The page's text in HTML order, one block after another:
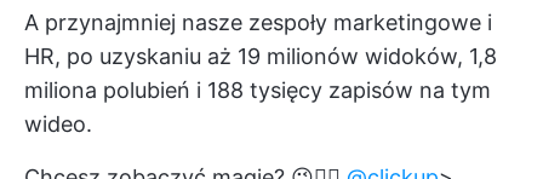
A przynajmniej nasze zespoły marketingowe i
HR, po uzyskaniu aż 19 milionów widoków, 1,8
miliona polubień i 188 tysięcy zapisów na tym
wideo.